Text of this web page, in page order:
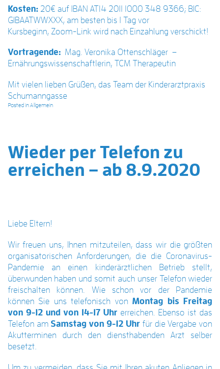
Kosten:20€ auf IBAN AT14 2011 1000 348 9366; BIC:
GIBAATWWXXX, am besten bis 1 Tag vor
Kursbeginn, Zoom-Link wird nach Einzahlung verschickt!
Vortragende: Mag. Veronika Ottenschläger –
Ernährungswissenschaftlerin, TCM Therapeutin
Mit vielen lieben Grüßen, das Team der Kinderarztpraxis
Schumanngasse
Posted inAllgemein
Wieder per Telefon zu
erreichen – ab 8.9.2020
Liebe Eltern!
Wir freuen uns, Ihnen mitzuteilen, dass wir die größten
organisatorischen Anforderungen, die die Coronavirus-
Pandemie an einen kinderärztlichen Betrieb stellt,
überwunden haben und somit auch unser Telefon wieder
freischalten können. Wie schon vor der Pandemie
können Sie uns telefonisch von Montag bis Freitag
von 9-12 und von 14-17 Uhr erreichen. Ebenso ist das
Telefon am Samstag von 9-12 Uhrfür die Vergabe von
Akutterminen durch den diensthabenden Arzt selber
besetzt.